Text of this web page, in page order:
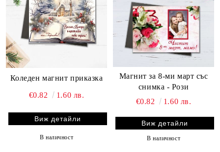
Коледен магнит приказка
€0.82 1.60 лв.
Виж детайли
В наличност
Магнит за 8-ми март със
снимка - Рози
€0.82
1.60 лв.
Виж детайли
В наличност